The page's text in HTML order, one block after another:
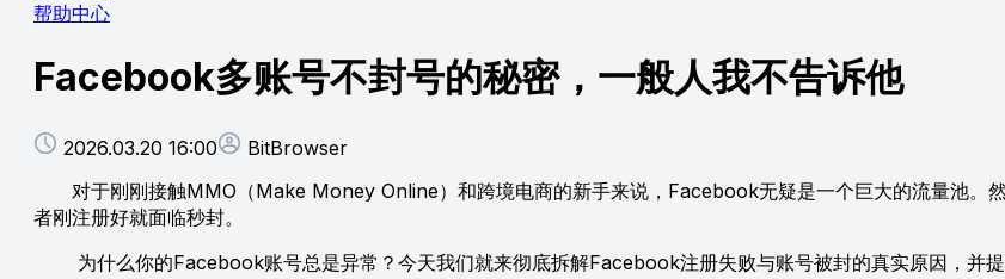
帮助中心
Facebook多账号不封号的秘密，一般人我不告诉他
2026.03.20 16:00
BitBrowser
对于刚刚接触MMO（Make Money Online）和跨境电商的新手来说，Facebook无疑是一个巨大的流量池。
者刚注册好就面临秒封。
为什么你的Facebook账号总是异常？今天我们就来彻底拆解Facebook注册失败与账号被封的真实原因，并提